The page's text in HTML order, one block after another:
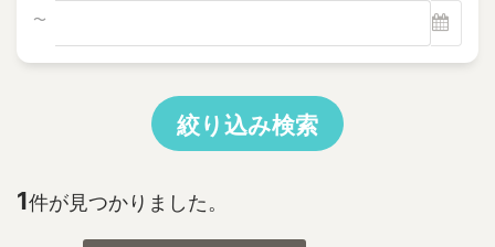
"Foaming Prediction AI System
3-D depth acquisition
304SS 316LSS Austenitic Steel
No.3
特集記事
解説記事
No.1
No.2
〜
絞り込み検索
1件が見つかりました。